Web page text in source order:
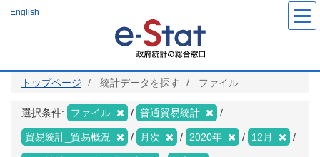
ツ
English
トップページ 統計データを探す ファイル
選択条件: ファイル 普通貿易統計
貿易統計_貿易概況 月次 2020年 12月